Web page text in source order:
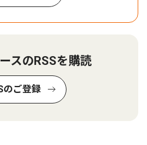
スのRSSを購読
のご登録